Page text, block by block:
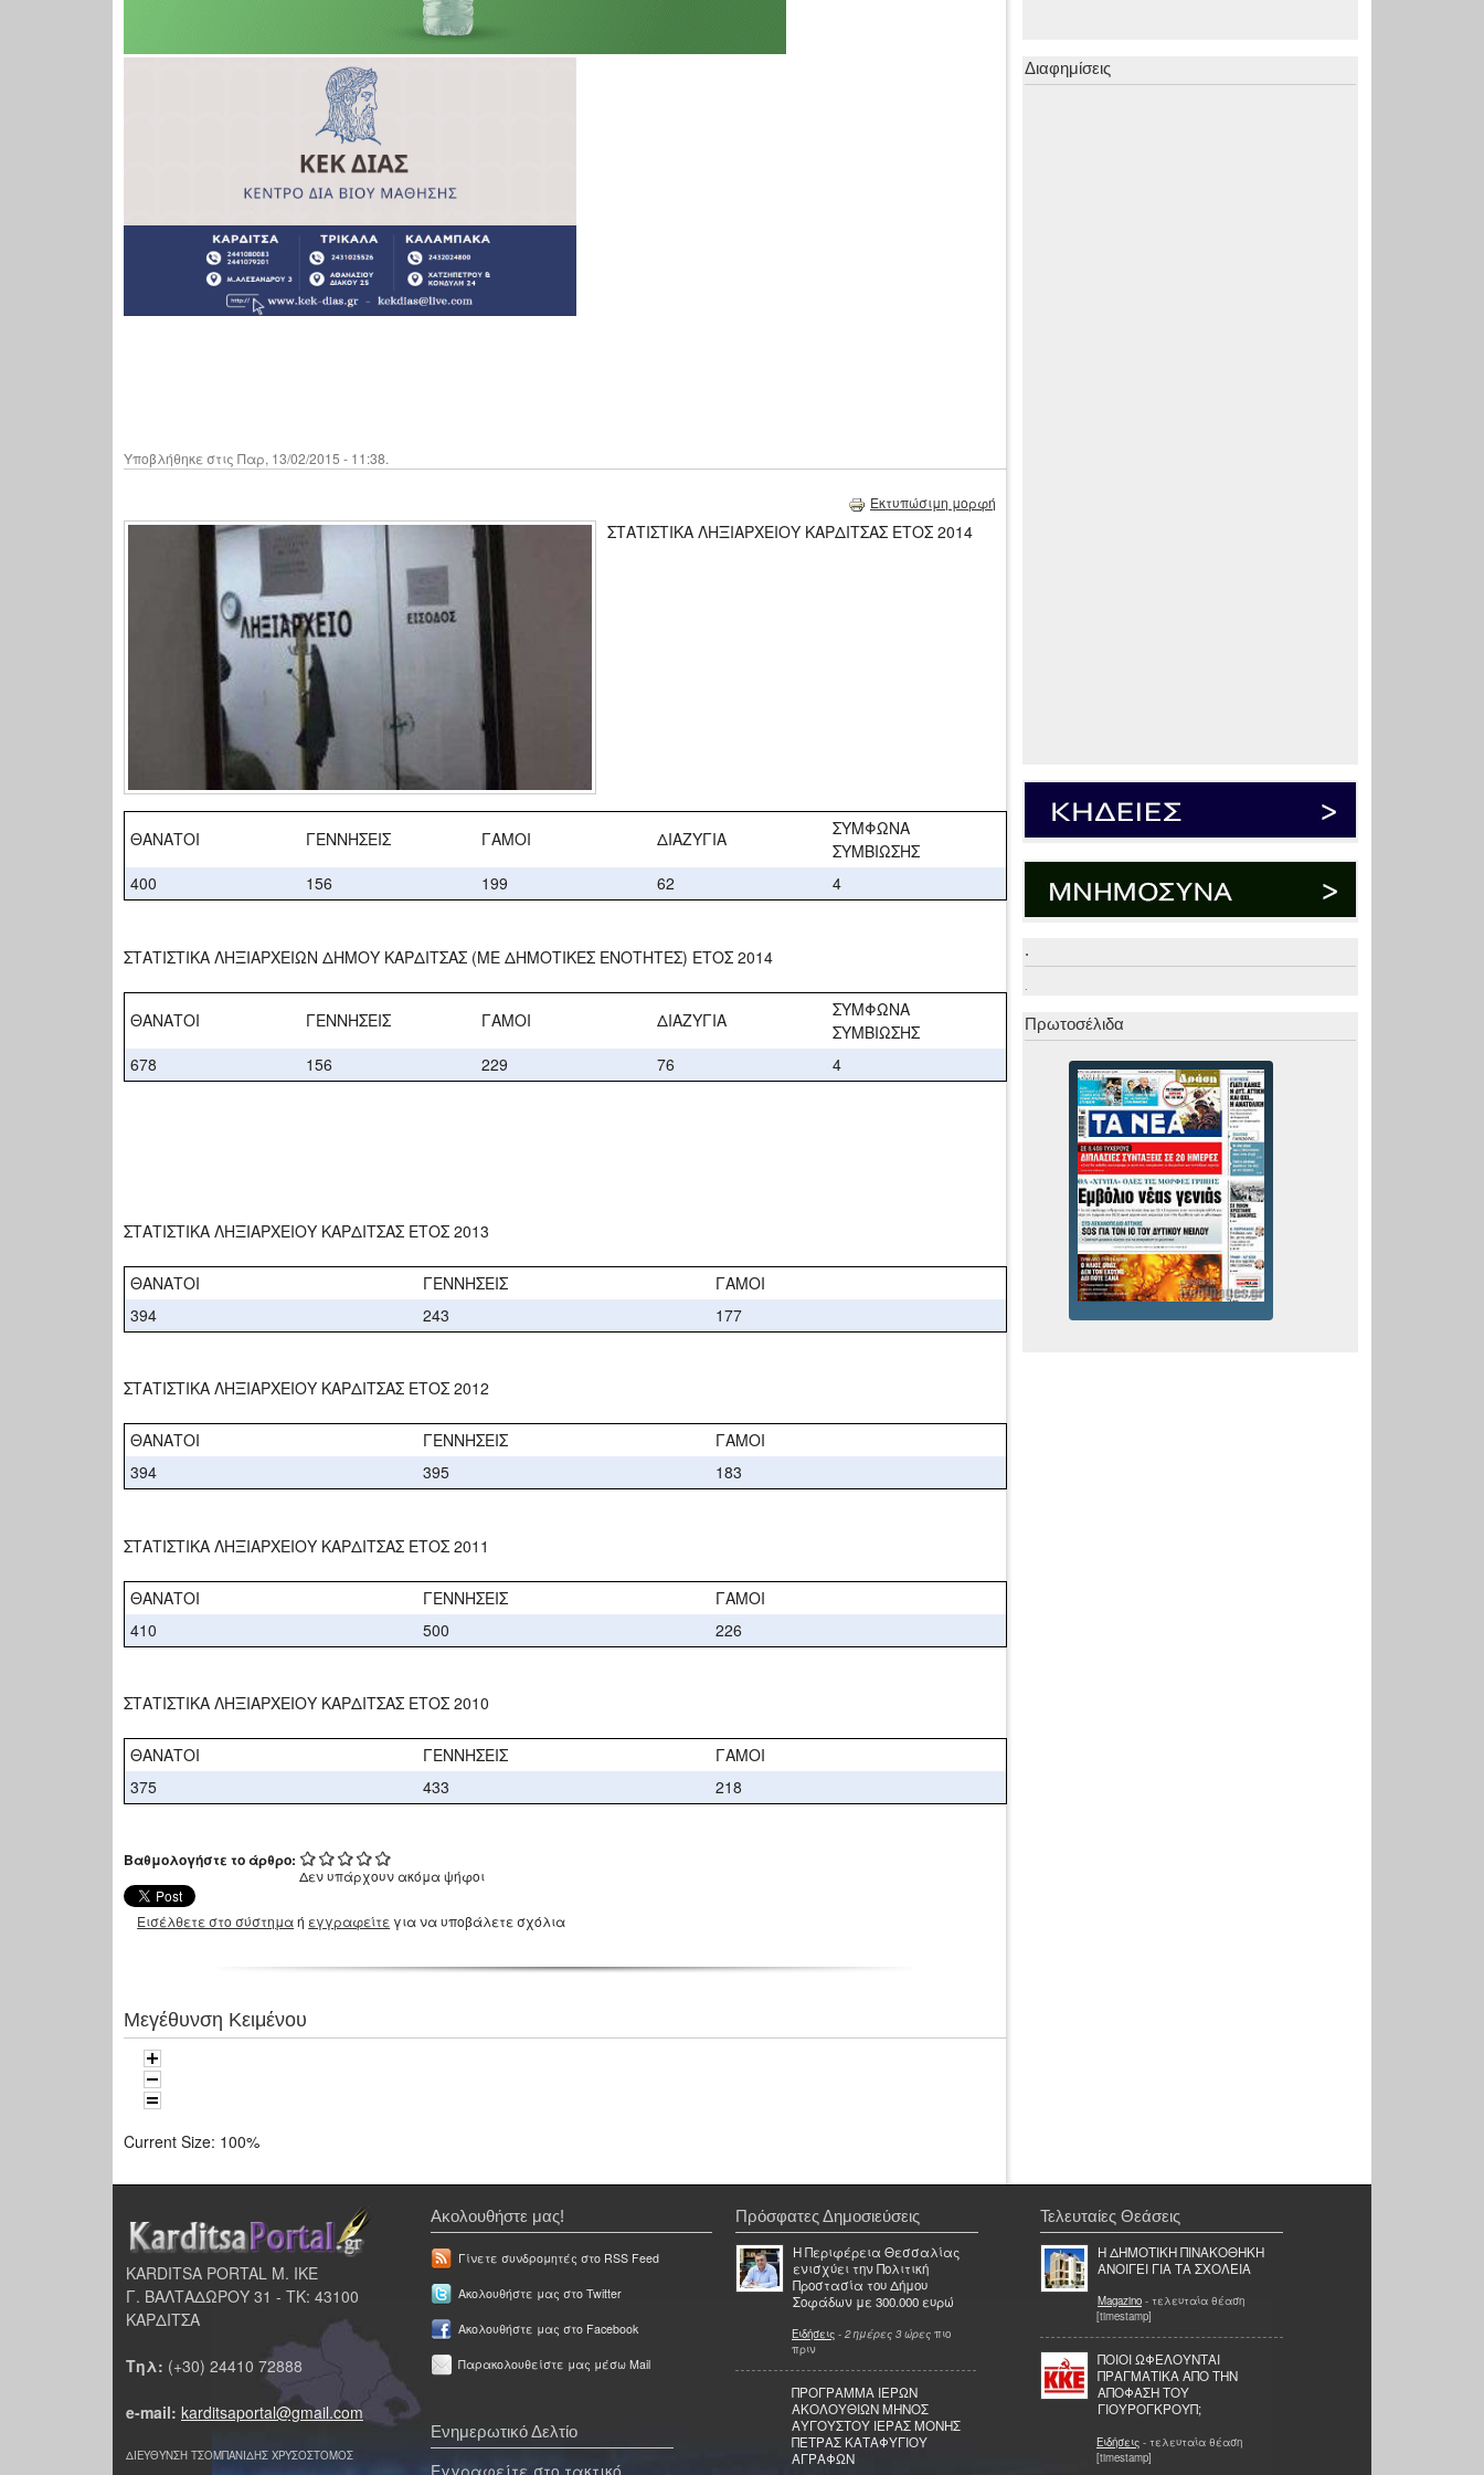
Υποβλήθηκε στις Παρ, 13/02/2015 - 11:38.
Εκτυπώσιμη μορφή
ΣΤΑΤΙΣΤΙΚΑ ΛΗΞΙΑΡΧΕΙΟΥ ΚΑΡΔΙΤΣΑΣ ΕΤΟΣ 2014
ΘΑΝΑΤΟΙ ΓΕΝΝΗΣΕΙΣ ΓΑΜΟΙ ΔΙΑΖΥΓΙΑ
ΣΥΜΦΩΝΑ
ΣΥΜΒΙΩΣΗΣ
400
156 199 62 4
ΣΤΑΤΙΣΤΙΚΑ ΛΗΞΙΑΡΧΕΙΩΝ ΔΗΜΟΥ ΚΑΡΔΙΤΣΑΣ (ΜΕ ΔΗΜΟΤΙΚΕΣ ΕΝΟΤΗΤΕΣ) ΕΤΟΣ 2014
ΘΑΝΑΤΟΙ ΓΕΝΝΗΣΕΙΣ ΓΑΜΟΙ ΔΙΑΖΥΓΙΑ
ΣΥΜΦΩΝΑ
ΣΥΜΒΙΩΣΗΣ
678
156 229 76 4
ΣΤΑΤΙΣΤΙΚΑ ΛΗΞΙΑΡΧΕΙΟΥ ΚΑΡΔΙΤΣΑΣ ΕΤΟΣ 2013
ΘΑΝΑΤΟΙ ΓΕΝΝΗΣΕΙΣ
ΓΑΜΟΙ
394
243 177
ΣΤΑΤΙΣΤΙΚΑ ΛΗΞΙΑΡΧΕΙΟΥ ΚΑΡΔΙΤΣΑΣ ΕΤΟΣ 2012
ΘΑΝΑΤΟΙ ΓΕΝΝΗΣΕΙΣ
ΓΑΜΟΙ
394
395 183
ΣΤΑΤΙΣΤΙΚΑ ΛΗΞΙΑΡΧΕΙΟΥ ΚΑΡΔΙΤΣΑΣ ΕΤΟΣ 2011
ΘΑΝΑΤΟΙ ΓΕΝΝΗΣΕΙΣ
ΓΑΜΟΙ
410
500 226
ΣΤΑΤΙΣΤΙΚΑ ΛΗΞΙΑΡΧΕΙΟΥ ΚΑΡΔΙΤΣΑΣ ΕΤΟΣ 2010
ΘΑΝΑΤΟΙ ΓΕΝΝΗΣΕΙΣ
ΓΑΜΟΙ
375
433 218
Βαθμολογήστε το άρθρο:
Δεν υπάρχουν ακόμα ψήφοι
Εισέλθετε στο σύστημαή εγγραφείτε για να υποβάλετε σχόλια
Μεγέθυνση Κειμένου
Current Size: 100%
Διαφημίσεις
.
.
Πρωτοσέλιδα
KARDITSA PORTAL Μ. ΙΚΕ
Γ. ΒΑΛΤΑΔΩΡΟΥ 31 - ΤΚ: 43100
ΚΑΡΔΙΤΣΑ
Τηλ: (+30) 24410 72888
e-mail: karditsaportal@gmail.com
ΔΙΕΥΘΥΝΣΗ ΤΣΟΜΠΑΝΙΔΗΣ ΧΡΥΣΟΣΤΟΜΟΣ
Ακολουθήστε μας!
Γίνετε συνδρομητές στο RSS Feed
Ακολουθήστε μας στο Twitter
Ακολουθήστε μας στο Facebook
Παρακολουθείστε μας μέσω Mail
Ενημερωτικό Δελτίο
Εγγραφείτε στο τακτικό
Πρόσφατες Δημοσιεύσεις
Η Περιφέρεια Θεσσαλίας
ενισχύει την Πολιτική
Προστασία του Δήμου
Σοφάδων με 300.000 ευρώ
Ειδήσεις - 2 ημέρες 3 ώρες πιο
πριν
ΠΡΟΓΡΑΜΜΑ ΙΕΡΩΝ
ΑΚΟΛΟΥΘΙΩΝ ΜΗΝΟΣ
ΑΥΓΟΥΣΤΟΥ ΙΕΡΑΣ ΜΟΝΗΣ
ΠΕΤΡΑΣ ΚΑΤΑΦΥΓΙΟΥ
ΑΓΡΑΦΩΝ
Τελευταίες Θεάσεις
Η ΔΗΜΟΤΙΚΗ ΠΙΝΑΚΟΘΗΚΗ
ΑΝΟΙΓΕΙ ΓΙΑ ΤΑ ΣΧΟΛΕΙΑ
Magazino - τελευταία θέαση
[timestamp]
ΠΟΙΟΙ ΩΦΕΛΟΥΝΤΑΙ
ΠΡΑΓΜΑΤΙΚΑ ΑΠΟ ΤΗΝ
ΑΠΟΦΑΣΗ ΤΟΥ
ΓΙΟΥΡΟΓΚΡΟΥΠ;
Ειδήσεις - τελευταία θέαση
[timestamp]